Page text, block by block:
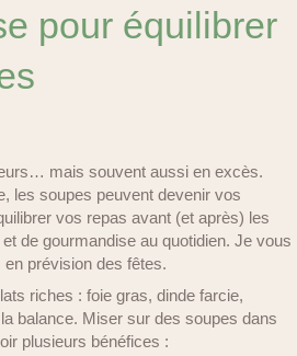
pour équilibrer
mais souvent aussi en excès.
les soupes peuvent devenir vos
vos repas avant (et après) les
de gourmandise au quotidien. Je vous
prévision des fêtes.
riches : foie gras, dinde farcie,
balance. Miser sur des soupes dans
plusieurs bénéfices :